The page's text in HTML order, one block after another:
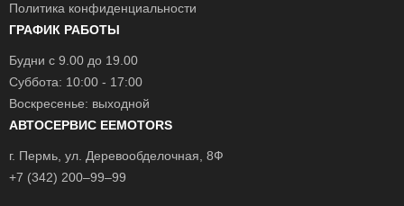
Политика конфиденциальности
ГРАФИК РАБОТЫ
Будни с 9.00 до 19.00
Суббота: 10:00 - 17:00
Воскресенье: выходной
АВТОСЕРВИС EEMOTORS
г. Пермь , ул. Деревообделочная, 8Ф
+7 (342) 200–99–99